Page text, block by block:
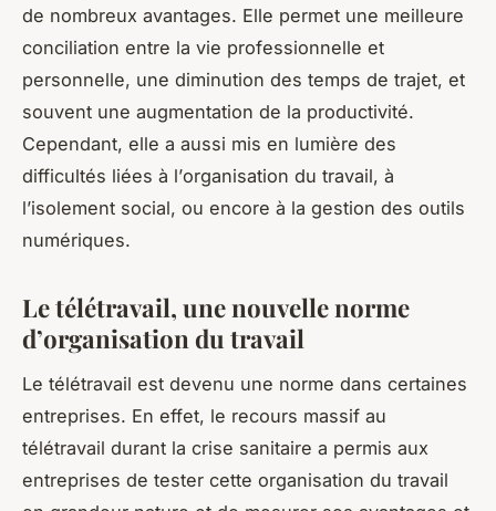
de nombreux avantages. Elle permet une meilleure
conciliation entre la vie professionnelle et
personnelle, une diminution des temps de trajet, et
souvent une augmentation de la productivité.
Cependant, elle a aussi mis en lumière des
difficultés liées à l’organisation du travail, à
l’isolement social, ou encore à la gestion des outils
numériques.
Le télétravail, une nouvelle norme
d’organisation du travail
Le télétravail est devenu une norme dans certaines
entreprises. En effet, le recours massif au
télétravail durant la crise sanitaire a permis aux
entreprises de tester cette organisation du travail